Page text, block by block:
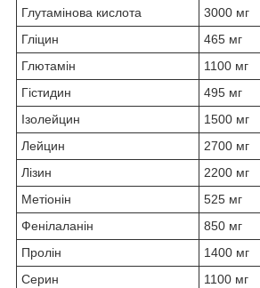
Глутамінова кислота
3000 мг
Гліцин
465 мг
Глютамін
1100 мг
Гістидин
495 мг
Ізолейцин
1500 мг
Лейцин
2700 мг
Лізин
2200 мг
Метіонін
525 мг
Фенілаланін
850 мг
Пролін
1400 мг
Серин
1100 мг